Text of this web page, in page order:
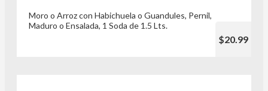
Moro o Arroz con Habichuela o Guandules, Pernil,
Maduro o Ensalada, 1 Soda de 1.5 Lts.
$20.99